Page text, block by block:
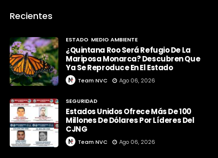
Recientes
ESTADO MEDIO AMBIENTE
¿Quintana Roo Será Refugio De La
Mariposa Monarca? Descubren Que
Ya Se Reproduce En El Estado
Team NVC Ago 06, 2026
SEGURIDAD
Estados Unidos Ofrece Más De 100
Millones De Dólares Por Líderes Del
CJNG
Team NVC Ago 06, 2026